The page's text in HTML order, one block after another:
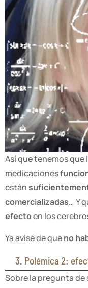
Así que tenemos que
medicaciones
están
comercializadas… Y
efectoen los
Ya avisé de queno
3. Polémica 2:
Sobre la pregunta de